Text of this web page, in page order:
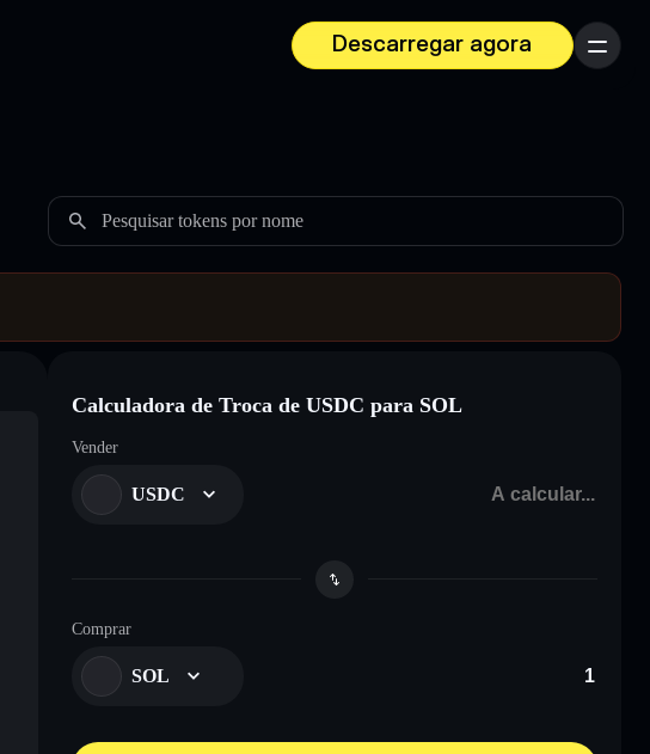
Descarregar agora
Menu
Pesquisar tokens por nome
Calculadora de Troca de USDC para SOL
Vender
USDC
Comprar
SOL